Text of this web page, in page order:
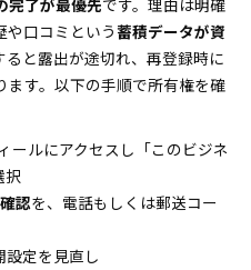
完了が最優先です。理由は明確
や口コミという 蓄積データが資
と露出が途切れ、再登録時に
す。以下の手順で所有権を確
ールにアクセスし「このビジネ
択
認を、電話もしくは郵送コー
定を見直し